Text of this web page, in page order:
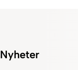
Nyheter